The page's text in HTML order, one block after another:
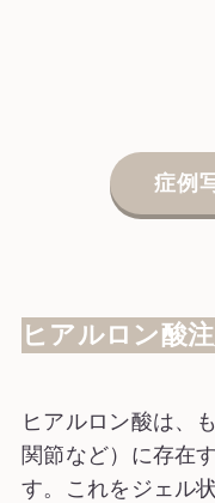
ヒ
症例
ヒアルロン酸
ヒアルロン酸は、
関節など）に存在
す。これをジェル